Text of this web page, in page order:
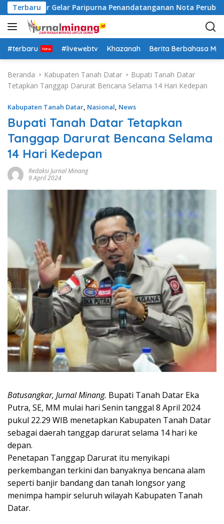
a
g
u
Terbaru
Datar Gelar Paripurna Penandatanganan Nota Perubahan
#terbaru #livewebtv Khazanah Berita Berbahasa
Beranda Kabupaten Tanah Datar
Bupati Tanah Datar
Tetapkan Tanggap Darurat Bencana Selama 14 Hari Kedepan
Kabupaten Tanah Datar, Nasional, News
Bupati Tanah Datar Tetapkan
Tanggap Darurat Bencana Selama
14 Hari Kedepan
Redaksi Jurnal Minang
9 April 2024
Batusangkar, Jurnal Minang. Bupati Tanah Datar Eka
Putra, SE, MM mulai hari Senin tanggal 8 April 2024
pukul 22.29 WIB menetapkan Kabupaten Tanah Datar
sebagai daerah tanggap darurat selama 14 hari ke
depan.
Penetapan Tanggap Darurat itu menyikapi
perkembangan terkini dan banyaknya bencana alam
seperti banjir bandang dan tanah longsor yang
menimpa hampir seluruh wilayah Kabupaten Tanah
Datar.